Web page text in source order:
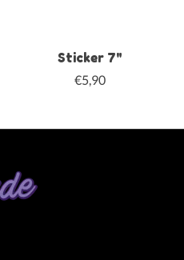
Sticker 7"
€5,90